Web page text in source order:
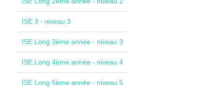
ISE 3 - niveau 3
ISE Long 3ème année - niveau 3
ISE Long 4ème année - niveau 4
ISE Long 5ème année - niveau 5